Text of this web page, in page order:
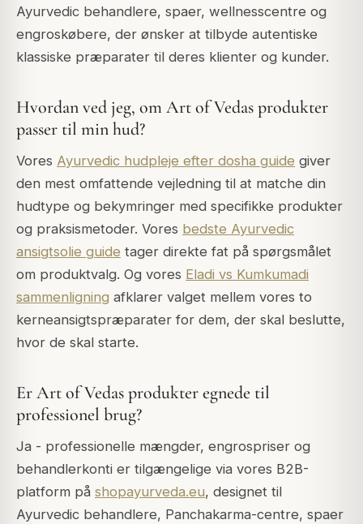
Ayurvedic behandlere, spaer, wellnesscentre og
engroskøbere, der ønsker at tilbyde autentiske
klassiske præparater til deres klienter og kunder.
Hvordan ved jeg, om Art of Vedas produkter
passer til min hud?
Vores Ayurvedic hudpleje efter dosha guide giver
den mest omfattende vejledning til at matche din
hudtype og bekymringer med specifikke produkter
og praksismetoder. Vores bedste Ayurvedic
ansigtsolie guide tager direkte fat på spørgsmålet
om produktvalg. Og vores Eladi vs Kumkumadi
sammenligning afklarer valget mellem vores to
kerneansigtspræparater for dem, der skal beslutte,
hvor de skal starte.
Er Art of Vedas produkter egnede til
professionel brug?
Ja - professionelle mængder, engrospriser og
behandlerkonti er tilgængelige via vores B2B-
platform på shopayurveda.eu, designet til
Ayurvedic behandlere, Panchakarma-centre, spaer